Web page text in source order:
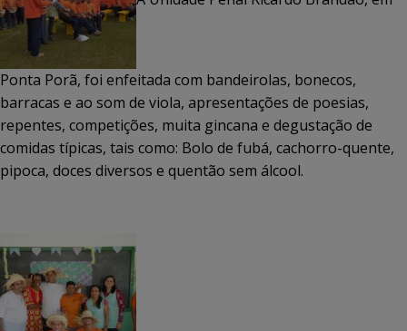
Ponta Porã, foi enfeitada com bandeirolas, bonecos,
barracas e ao som de viola, apresentações de poesias,
repentes, competições, muita gincana e degustação de
comidas típicas, tais como: Bolo de fubá, cachorro-quente,
pipoca, doces diversos e quentão sem álcool.